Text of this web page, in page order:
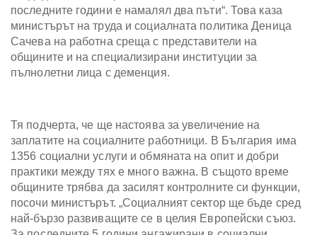
последните години е намалял два пъти“. Това каза
министърът на труда и социалната политика Деница
Сачева на работна среща с представители на
общините и на специализирани институции за
пълнолетни лица с деменция.
Тя подчерта, че ще настоява за увеличение на
заплатите на социалните работници. В България има
1356 социални услуги и обмяната на опит и добри
практики между тях е много важна. В същото време
общините трябва да засилят контролните си функции,
посочи министърът. „Социалният сектор ще бъде сред
най-бързо развиващите се в целия Европейски съюз.